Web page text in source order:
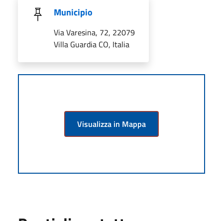
Municipio
Via Varesina, 72, 22079
Villa Guardia CO, Italia
Visualizza in Mappa